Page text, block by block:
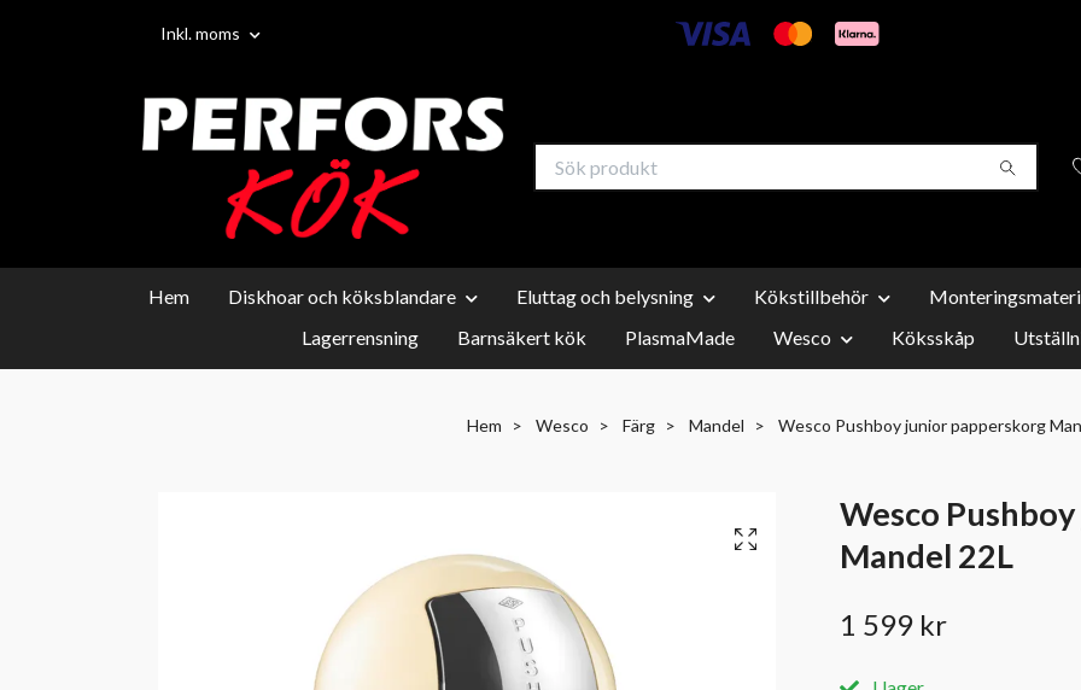
Inkl. moms
Hem Diskhoar och köksblandare Eluttag och belysning Kökstillbehör
Lagerrensning
Barnsäkert kök PlasmaMade Wesco Köksskåp
Hem Wesco Färg Mandel Wesco Pushboy junior papperskorg
Wesco
Mandel 22L
1 599 kr